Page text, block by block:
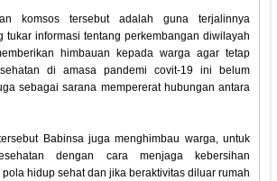
komsos tersebut adalah guna terjalinnya
tukar informasi tentang perkembangan diwilayah
himbauan kepada warga agar tetap
di amasa pandemi covit-19 ini belum
sebagai sarana mempererat hubungan antara
Babinsa juga menghimbau warga, untuk
dengan cara menjaga kebersihan
hidup sehat dan jika beraktivitas diluar rumah